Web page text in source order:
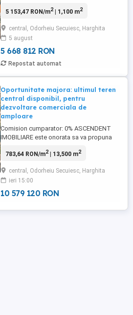
pe piata si sunt cautate exact de
valoarea flexibilitatii si a potentialului real
de dezvoltare. Intr o zona cu acces rapid
si vizibilitate foarte ...
5 153,47 RON/m2| 1,100 m2
central, Odorheiu Secuiesc, Harghita
5 august
5 668 812 RON
Repostat automat
Oportunitate majora: ultimul teren
central disponibil, pentru
dezvoltare comerciala de
amploare
Comision cumparator: 0% ASCENDENT
IMOBILIARE este onorata sa va propuna
investitori si dezvoltatori care cauta un
rapida a unui proiect comercial de
amploare. Cu o suprafata de aproximativ
13.420 mp, cu posibilitate de extindere ...
783,64 RON/m2| 13,500 m2
central, Odorheiu Secuiesc, Harghita
ieri 15:00
10 579 120 RON